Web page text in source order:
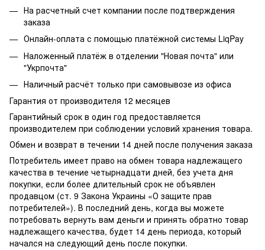
На расчетный счет компании после подтверждения
заказа
Онлайн-оплата с помощью платёжной системы LiqPay
Наложенный платёж в отделении "Новая почта" или
"Укрпочта"
Наличный расчёт только при самовывозе из офиса
Гарантия от производителя 12 месяцев
Гарантийный срок в один год предоставляется
производителем при соблюдении условий хранения товара.
Обмен и возврат в течении 14 дней после получения заказа
Потребитель имеет право на обмен товара надлежащего
качества в течение четырнадцати дней, без учета дня
покупки, если более длительный срок не объявлен
продавцом (ст. 9 Закона Украины «О защите прав
потребителей»). В последний день, когда вы можете
потребовать вернуть вам деньги и принять обратно товар
надлежащего качества, будет 14 день периода, который
начался на следующий день после покупки.